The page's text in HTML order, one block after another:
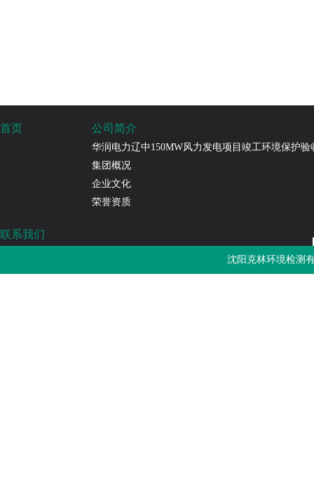
首页 公司简介
华润电力辽中150MW风力发电项目竣工环境保护验
集团概况
企业文化
荣誉资质
联系我们
免费热线：4000-787-252
沈阳克林环境检测